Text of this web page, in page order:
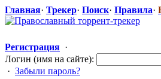
Главная· Трекер· Поиск· Правила·
Регистрация ·
Логин (имя на сайте):
· Забыли пароль?